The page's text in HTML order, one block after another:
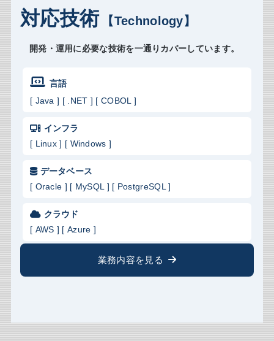
対応技術 【Technology】
開発・運用に必要な技術を一通りカバーしています。
言語
[ Java ] [ .NET ] [ COBOL ]
インフラ
[ Linux ] [ Windows ]
データベース
[ Oracle ] [ MySQL ] [ PostgreSQL ]
クラウド
[ AWS ] [ Azure ]
業務内容を見る